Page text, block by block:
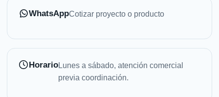
WhatsAppCotizar proyecto o producto
HorarioLunes a sábado, atención comercial
previa coordinación.